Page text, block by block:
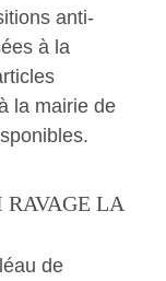
anti-
à la
la mairie de
RAVAGE LA
de